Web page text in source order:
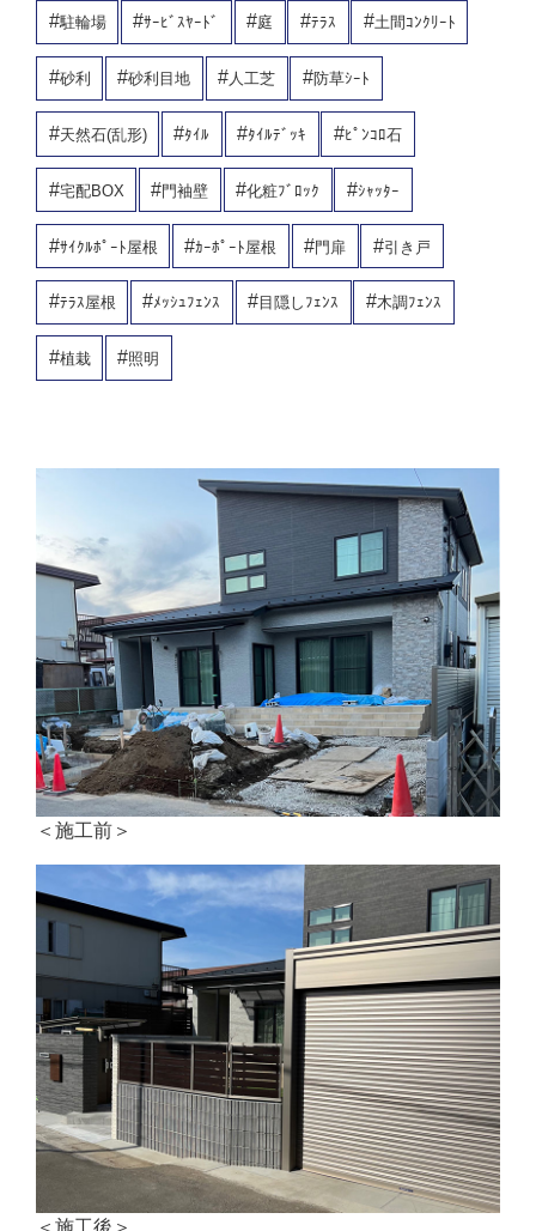
駐輪場 ｻｰﾋﾞｽﾔｰﾄﾞ 庭 ﾃﾗｽ 土間ｺﾝｸﾘｰﾄ
砂利 砂利目地 人工芝 防草ｼｰﾄ
天然石(乱形) ﾀｲﾙ ﾀｲﾙﾃﾞｯｷ ﾋﾟﾝｺﾛ石
宅配BOX 門袖壁 化粧ﾌﾞﾛｯｸ ｼｬｯﾀｰ
ｻｲｸﾙﾎﾟｰﾄ屋根 ｶｰﾎﾟｰﾄ屋根 門扉 引き戸
ﾃﾗｽ屋根 ﾒｯｼｭﾌｪﾝｽ 目隠しﾌｪﾝｽ 木調ﾌｪﾝｽ
植栽 照明
＜施工前＞